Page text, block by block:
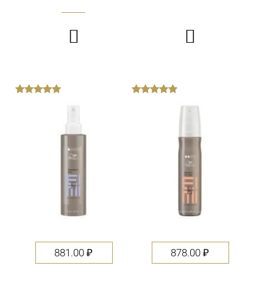
 
881.00₽ 878.00₽